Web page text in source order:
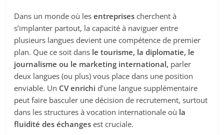
Dans un monde où lesentreprises cherchent à
s’implanter partout, la capacité à naviguer entre
plusieurs langues devient une compétence de premier
plan. Que ce soit dans le tourisme, la diplomatie, le
journalisme ou le marketing international, parler
deux langues (ou plus) vous place dans une position
enviable. Un CV enrichi d’une langue supplémentaire
peut faire basculer une décision de recrutement, surtout
dans les structures à vocation internationale où la
fluidité des échanges est cruciale.